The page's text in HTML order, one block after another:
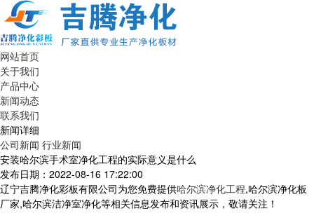
网站首页
关于我们
产品中心
新闻动态
联系我们
新闻详细
公司新闻 行业新闻
安装哈尔滨手术室净化工程的实际意义是什么
发布日期：2022-08-16 17:22:00
辽宁吉腾净化彩板有限公司为您免费提供哈尔滨净化工程,哈尔滨净化板
厂家,哈尔滨洁净室净化等相关信息发布和资讯展示，敬请关注！